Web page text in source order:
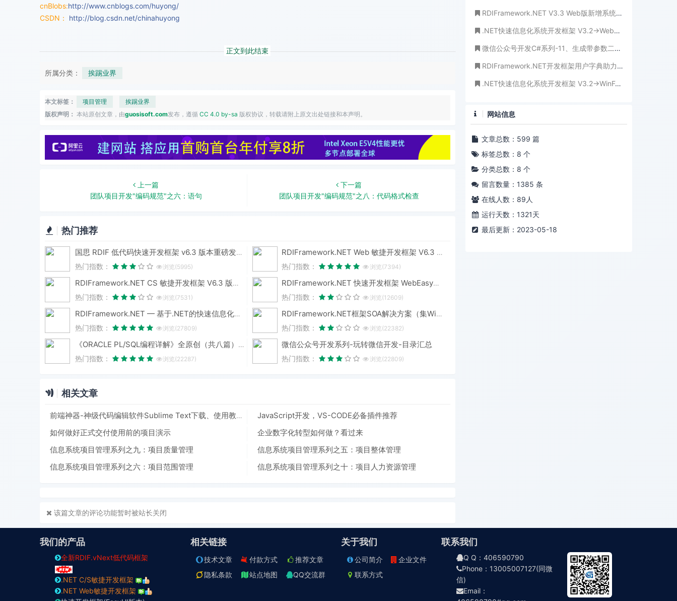
cnBlobs:http://www.cnblogs.com/huyong/
CSDN： http://blog.csdn.net/chinahuyong
正文到此结束
所属分类： 挨踢业界
本文标签： 项目管理
挨踢业界
版权声明： 本站原创文章，由guosisoft.com发布，遵循 CC 4.0 by-sa 版权协议，转载请附上原文出处链接和本声明。
上一篇
团队项目开发"编码规范"之六：语句
下一篇
团队项目开发"编码规范"之八：代码格式检查
热门推荐
国思 RDIF 低代码快速开发框架 v6.3 版本重磅发布！性能与体验双飞跃
热门指数：
浏览(5995)
RDIFramework.NET Web 敏捷开发框架 V6.3 发布 (.NET8+、Framework 双引擎)
热门指数：
浏览(7394)
RDIFramework.NET CS 敏捷开发框架 V6.3 版本重磅发布！.NET8+Framework双引擎，性能升级全维度进化
热门指数：
浏览(7531)
RDIFramework.NET 快速开发框架 WebEasyUI版本 V6.0发布
热门指数：
浏览(12609)
RDIFramework.NET — 基于.NET的快速信息化系统开发框架 — 系列目录
热门指数：
浏览(27809)
RDIFramework.NET框架SOA解决方案（集Windows服务、WinForm形式与IIS形式发布）-分布式应用
热门指数：
浏览(22382)
《ORACLE PL/SQL编程详解》全原创（共八篇）--系列文章导航
热门指数：
浏览(22287)
微信公众号开发系列-玩转微信开发-目录汇总
热门指数： 浏览(22809)
相关文章
前端神器-神级代码编辑软件Sublime Text下载、使用教程、插件推荐说明、全套快捷键
JavaScript开发，VS-CODE必备插件推荐
如何做好正式交付使用前的项目演示
企业数字化转型如何做？看过来
信息系统项目管理系列之九：项目质量管理
信息系统项目管理系列之五：项目整体管理
信息系统项目管理系列之六：项目范围管理
信息系统项目管理系列之十：项目人力资源管理
该篇文章的评论功能暂时被站长关闭
RDIFramework.NET V3.3 Web版新增系统公告、系统新闻模块方便需要的客户
.NET快速信息化系统开发框架 V3.2->Web版本工作流部分业务处理界面与查看界面全新展示
微信公众号开发C#系列-11、生成带参数二维码应用场景
RDIFramework.NET开发框架用户字典助力Saas数据字典应用
.NET快速信息化系统开发框架 V3.2->WinForm版本新增新的用户权限设置界面效率更高、更规范
网站信息
文章总数：599 篇
标签总数：8 个
分类总数：8 个
留言数量：1385 条
在线人数： 89 人
运行天数：1321天
最后更新：2023-05-18
我们的产品
全新RDIF.vNext低代码框架
.NET C/S敏捷开发框架
.NET Web敏捷开发框架
相关链接
技术文章 付款方式
推荐文章
隐私条款
站点地图 QQ交流群
关于我们
公司简介
企业文件
联系方式
联系我们
Q Q：406590790
Phone：13005007127(同微
信)
Email：